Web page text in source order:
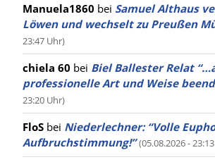
Manuela1860 bei Samuel Althaus
Löwen und wechselt zu Preußen
23:47 Uhr)
chiela 60 bei Biel Ballester Relat
professionelle Art und Weise
23:20 Uhr)
FloS bei Niederlechner: “Volle
Aufbruchstimmung!” (05.08.2026 -